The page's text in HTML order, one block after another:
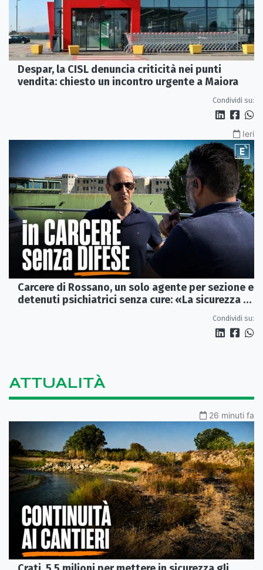
Despar, la CISL denuncia criticità nei punti
vendita: chiesto un incontro urgente a Maiora
Condividi su:
Ieri
Carcere di Rossano, un solo agente per sezione e
detenuti psichiatrici senza cure: «La sicurezza è
Condividi su:
ATTUALITÀ
26 minuti fa